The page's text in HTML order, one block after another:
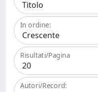
In ordine:
Risultati/Pagina
Autori/Record: